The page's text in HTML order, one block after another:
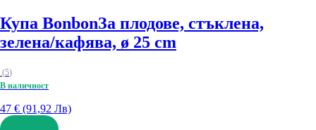
Купа BonbonЗа плодове, стъклена,
зелена/кафява, ø 25 cm
(5)
В наличност
47 € (91,92 Лв)